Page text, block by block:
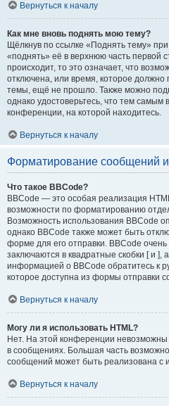
Вернуться к началу
Как мне вновь поднять мою тему?
Щёлкнув по ссылке «Поднять тему»
«поднять» её в верхнюю часть первой
происходит, то это означает, что
отключена, или время, которое должно
темы, ещё не прошло. Также можно
однако удостоверьтесь, что тем
конференции, на которой находитесь.
Вернуться к началу
Форматирование сообщений
Что такое BBCode?
BBCode — это особая реализация
возможности по форматированию
Возможность использования BBCode
однако BBCode также может быть
форме для его отправки. BBCode
заключаются в квадратные скобки [ и ],
информацией о BBCode обратитесь к
которое доступна из формы отправки
Вернуться к началу
Могу ли я использовать HTML?
Нет. На этой конференции невозможны
в сообщениях. Большая часть
сообщений может быть реализована с
Вернуться к началу